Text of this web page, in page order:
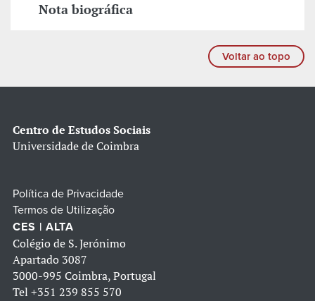
Nota biográfica
Voltar ao topo
Centro de Estudos Sociais
Universidade de Coimbra
Política de Privacidade
Termos de Utilização
CES | ALTA
Colégio de S. Jerónimo
Apartado 3087
3000-995 Coimbra, Portugal
Tel +351 239 855 570